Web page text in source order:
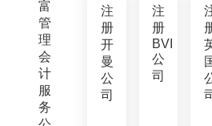
富
管
理
会
计
服
务
注
册
开
曼
公
司
注
册
BVI
公
司